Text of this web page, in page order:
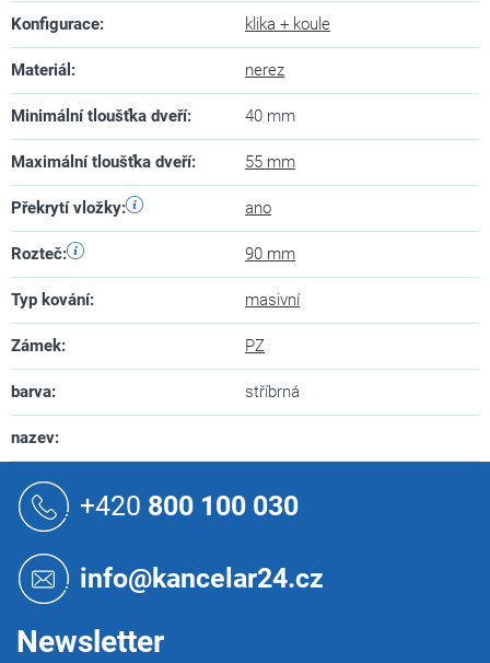
Konfigurace: klika + koule
Materiál : nerez
Minimální tloušťka dveří: 40 mm
Maximální tloušťka dveří: 55 mm
Překrytí vložky: ano
Rozteč: 90 mm
Typ kování: masivní
Zámek: PZ
barva: stříbrná
nazev:
+420 800 100 030
info@kancelar24.cz
Newsletter